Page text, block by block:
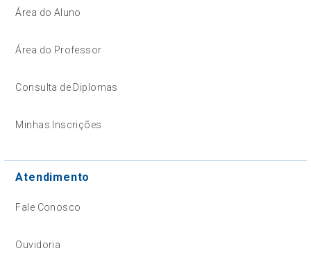
Área do Aluno
Área do Professor
Consulta de Diplomas
Minhas Inscrições
Atendimento
Fale Conosco
Ouvidoria